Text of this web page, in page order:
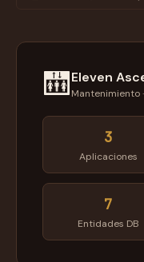
🛗Eleven
Mantenimiento
3
Aplicaciones
7
Entidades DB